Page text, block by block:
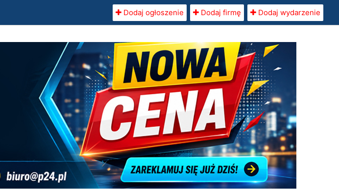
Dodaj ogłoszenie Dodaj firmę Dodaj wydarzenie